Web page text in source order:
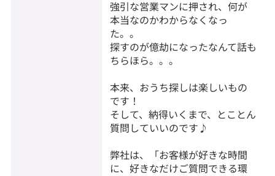
強引な営業マンに押され、何が
本当なのかわからなくなっ
た。。
探すのが億劫になったなんて話も
ちらほら。。。
本来、おうち探しは楽しいもの
です！
そして、納得いくまで、とことん
質問していいのです♪
弊社は、「お客様が好きな時間
に、好きなだけご質問できる環